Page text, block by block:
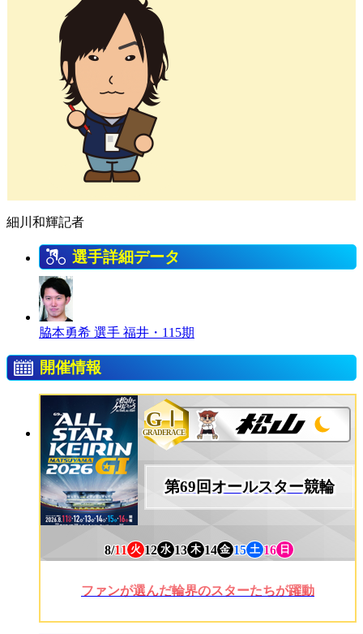
細川和輝記者
選手詳細データ
脇本勇希 選手 福井・115期
開催情報
GⅠ
GRADERACE
第69回オールスター競輪
8/11 火 12 水 13 木 14 金 15 土 16 日
ファンが選んだ輪界のスターたちが躍動